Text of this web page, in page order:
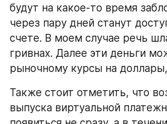
будут на какое-то время
через пару дней станут
счете. В моем случае речь
гривнах. Далее эти деньги
рыночному курсы на
Также стоит отметить, что
выпуска виртуальной